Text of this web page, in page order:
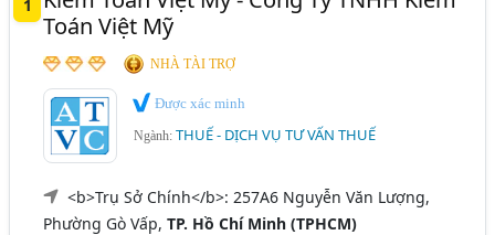
Bắc Giang
Long An Vĩnh Long
1
Toán Việt Mỹ
NHÀ TÀI TRỢ
Được xác minh
Ngành:THUẾ - DỊCH VỤ TƯ VẤN THUẾ
<b>Trụ Sở Chính</b>: 257A6 Nguyễn Văn Lượng,
Phường Gò Vấp,TP. Hồ Chí Minh (TPHCM)